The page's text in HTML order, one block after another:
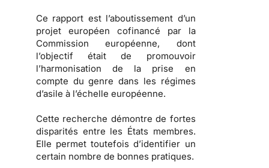
Ce rapport est l’aboutissement d’un
projet européen cofinancé par la
Commission européenne, dont
l’objectif était de promouvoir
l’harmonisation de la prise en
compte du genre dans les régimes
d’asile à l’échelle européenne.
Cette recherche démontre de fortes
disparités entre les États membres.
Elle permet toutefois d’identifier un
certain nombre de bonnes pratiques.